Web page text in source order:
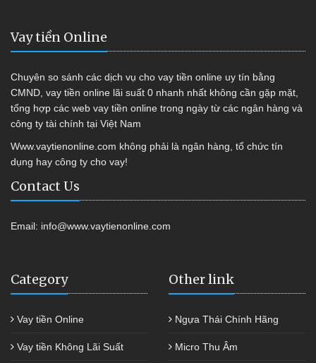
Vay tiền Online
Chuyên so sánh các dịch vụ cho vay tiền online uy tín bằng
CMND, vay tiền online lãi suất 0 nhanh nhất không cần gặp mặt,
tổng hợp các web vay tiền online trong ngày từ các ngân hàng và
công ty tài chính tại Việt Nam
Www.vaytienonline.com không phải là ngân hàng, tổ chức tín
dụng hay công ty cho vay!
Contact Us
Email: info@www.vaytienonline.com
Category
Vay tiền Online
Vay tiền Không Lãi Suất
Other link
Ngựa Thái Chính Hãng
Micro Thu Âm